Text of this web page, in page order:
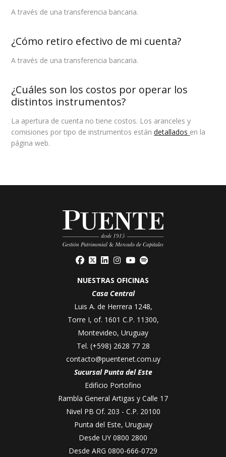
A través de una transferencia bancaria.
¿Cómo retiro efectivo de mi cuenta?
A través de una transferencia bancaria.
¿Cuáles son los costos por operar los
distintos instrumentos?
La apertura de cuenta no tiene costos. Los aranceles y
comisiones por tipo de instrumentos estándetallados en la
página web.
NUESTRAS OFICINAS
Casa Central
Luis A. de Herrera 1248,
Torre I, of. 1601 C.P. 11300,
Montevideo, Uruguay
Tel. (+598) 2628 77 28
contacto@puentenet.com.uy
Sucursal Punta del Este
Edificio Portofino
Rambla General Artigas y Calle 17
Nivel PB Of. 203 - C.P. 20100
Punta del Este, Uruguay
Desde UY 0800 2800
Desde ARG 0800-666-0729